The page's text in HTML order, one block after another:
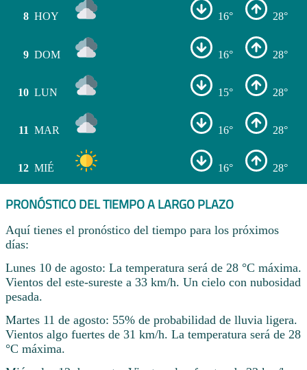
8 HOY 16° 28°
9 DOM 16° 28°
10 LUN 15° 28°
11 MAR 16° 28°
12 MIÉ 16° 28°
PRONÓSTICO DEL TIEMPO A LARGO PLAZO
Aquí tienes el pronóstico del tiempo para los próximos
días:
Lunes 10 de agosto: La temperatura será de 28 °C máxima.
Vientos del este-sureste a 33 km/h. Un cielo con nubosidad
pesada.
Martes 11 de agosto: 55% de probabilidad de lluvia ligera.
Vientos algo fuertes de 31 km/h. La temperatura será de 28
°C máxima.